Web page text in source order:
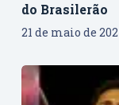
do Brasilerão
21 de maio de